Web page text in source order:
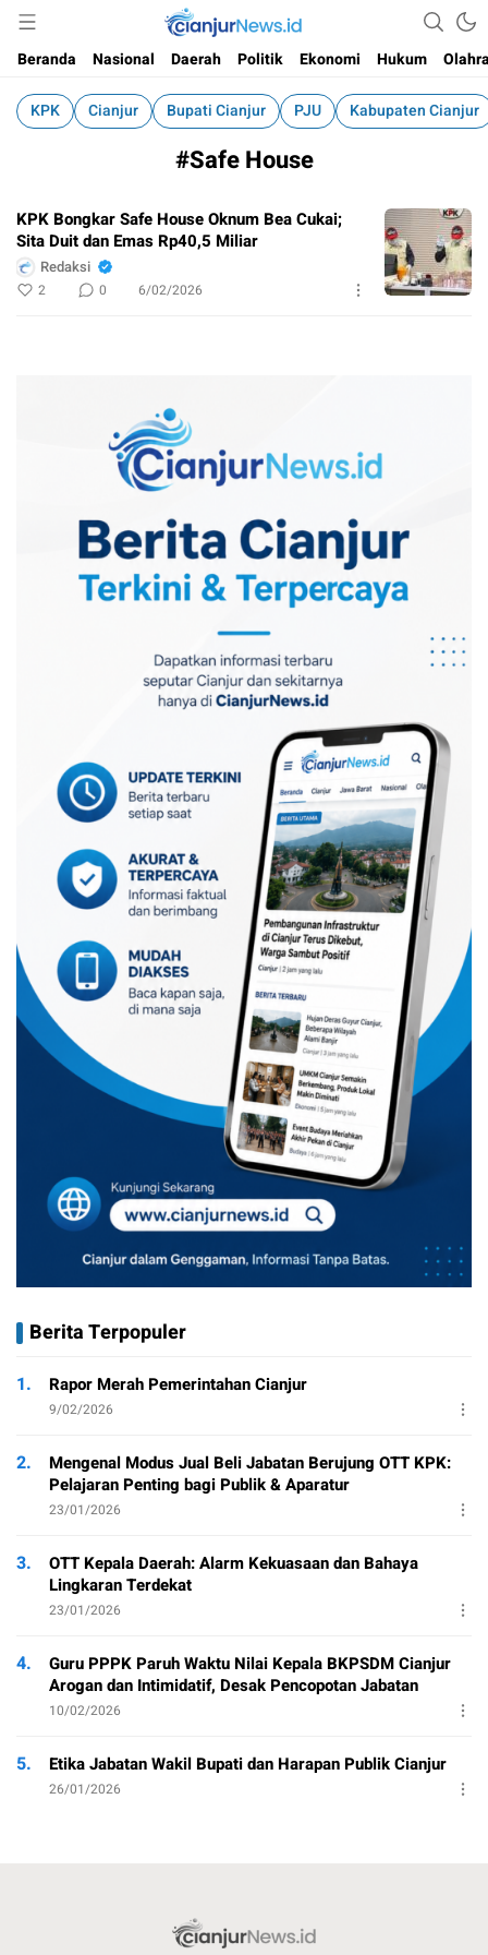
cianjurnews.id
Informasi Faktual dan Berimbang
Beranda
Nasional Daerah Politik Ekonomi Hukum
KPK Cianjur Bupati Cianjur PJU Kabupaten Cianjur
#Safe House
KPK Bongkar Safe House Oknum Bea Cukai;
Sita Duit dan Emas Rp40,5 Miliar
Redaksi
2 0 6/02/2026
Berita Terpopuler
1. Rapor Merah Pemerintahan Cianjur
9/02/2026
2.
Mengenal Modus Jual Beli Jabatan Berujung OTT KPK:
Pelajaran Penting bagi Publik & Aparatur
23/01/2026
3.
OTT Kepala Daerah: Alarm Kekuasaan dan Bahaya
Lingkaran Terdekat
23/01/2026
4.
Guru PPPK Paruh Waktu Nilai Kepala BKPSDM Cianjur
Arogan dan Intimidatif, Desak Pencopotan Jabatan
10/02/2026
5. Etika Jabatan Wakil Bupati dan Harapan Publik Cianjur
26/01/2026